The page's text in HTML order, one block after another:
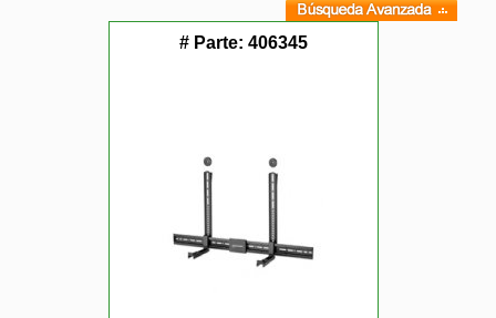
# Parte: 406345